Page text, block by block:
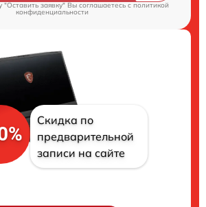
"Оставить заявку" Вы соглашаетесь cполитикой
конфиденциальности
Скидка по
предварительной
записи на сайте